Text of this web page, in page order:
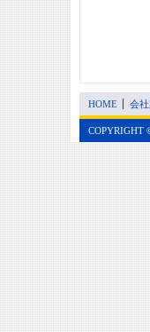
HOME 会
COPYRIGHT